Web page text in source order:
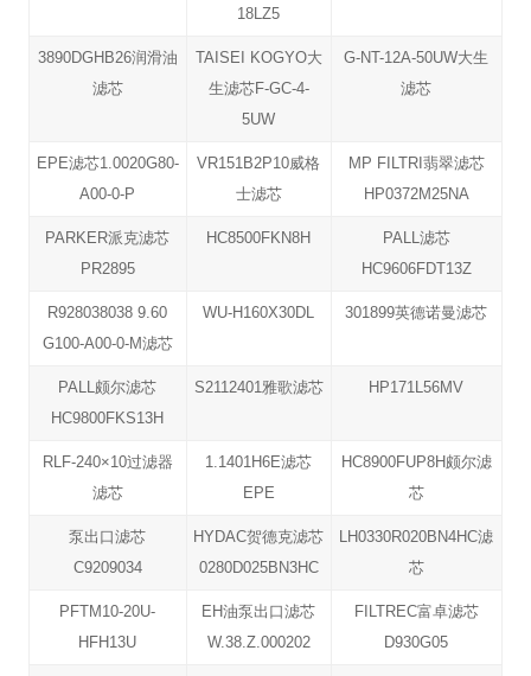
18LZ5
3890DGHB26润滑油
滤芯
TAISEI KOGYO大
生滤芯F-GC-4-
5UW
G-NT-12A-50UW大生
滤芯
EPE滤芯1.0020G80-
A00-0-P
VR151B2P10威格
士滤芯
MP FILTRI翡翠滤芯
HP0372M25NA
PARKER派克滤芯
PR2895
HC8500FKN8H
PALL滤芯
HC9606FDT13Z
R928038038 9.60
G100-A00-0-M滤芯
WU-H160X30DL 301899英德诺曼滤芯
PALL颇尔滤芯
HC9800FKS13H
S2112401雅歌滤芯 HP171L56MV
RLF-240×10过滤器
滤芯
1.1401H6E滤芯
EPE
HC8900FUP8H颇尔滤
芯
泵出口滤芯
C9209034
HYDAC贺德克滤芯
0280D025BN3HC
LH0330R020BN4HC滤
芯
PFTM10-20U-
HFH13U
EH油泵出口滤芯
W.38.Z.000202
FILTREC富卓滤芯
D930G05